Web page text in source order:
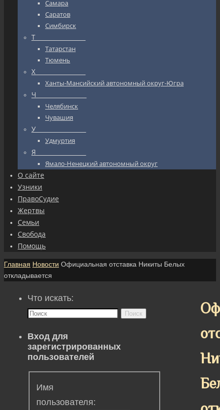
Самара
Саратов
Симбирск
Т_________________
Татарстан
Тюмень
Х_________________
Ханты-Мансийский автономный округ-Югра
Ч_________________
Челябинск
Чувашия
У_________________
Удмуртия
Я_________________
Ямало-Ненецкий автономный округ
О сайте
Узники
ПравоСудие
Жертвы
Семьи
Свобода
Помощь
Главная Новости Официальная отставка Никиты Белых
откладывается
Что искать:
Поиск
Вход для
зарегистрированных
пользователей
Имя
пользователя: